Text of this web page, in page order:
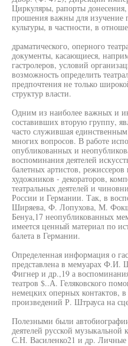
Циркуляры, рапорты
прошения важны для изучение
культуры, в частности, в
драматического, оперного
документы, касающиеся,
гастролеров, условий
возможность определить
предпочтения не только
структур власти.
Одним из наиболее важных и
составивших вторую группу,
часто служившая
многих вопросов. В работе
опубликованных и
воспоминания деятелей
балетных артистов, режиссеров
художников - декораторов,
театральных деятелей и
России и Германии. Так, в
Ширяева, Ф. Лопухова, М.
Бенуа,17 неопубликованных
имеется ценный материал по
балета в Германии.
Определенная информация о
представлена в мемуарах
Фигнер и др.,19 а
театров $..А. Геляковского
немецких оперных контактов,
произведений Р. Штрауса на
Полезными были
деятелей русской
С.Н. Василенко21 и др. Личные